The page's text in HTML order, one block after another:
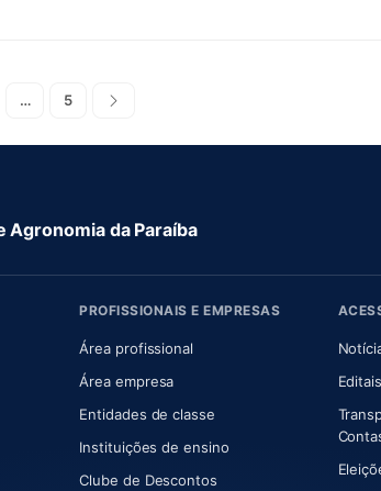
Paginação
… 5
Agronomia da Paraíba
PROFISSIONAIS E EMPRESAS
Área profissional
Área empresa
Entidades de classe
Instituições de ensino
Clube de Descontos
Editais